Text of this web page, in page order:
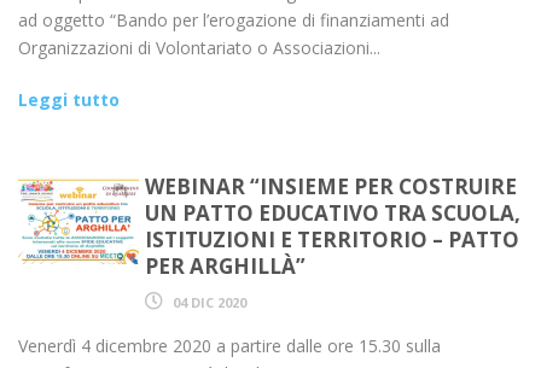
ad oggetto “Bando per l’erogazione di finanziamenti ad
Organizzazioni di Volontariato o Associazioni...
Leggi tutto
WEBINAR “INSIEME PER COSTRUIRE
UN PATTO EDUCATIVO TRA SCUOLA,
ISTITUZIONI E TERRITORIO – PATTO
PER ARGHILLÀ”
04 DIC 2020
Venerdì 4 dicembre 2020 a partire dalle ore 15.30 sulla